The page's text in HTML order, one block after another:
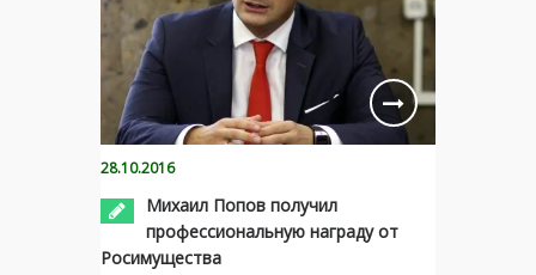
28.10.2016
Михаил Попов получил
профессиональную награду от
Росимущества